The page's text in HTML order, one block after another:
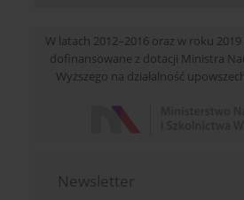
W latach 2012–2016 oraz w roku
dofinansowane z dotacji Ministra
Wyższego na działalność
Newsletter